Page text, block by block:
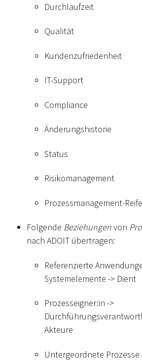
Durchlaufzeit
Qualität
Kundenzufriedenheit
IT-Support
Compliance
Änderungshistorie
Status
Risikomanagement
Prozessmanagement-
Folgende Beziehungenvon
nach ADOIT übertragen:
Referenzierte
Systemelemente -> Dient
Prozesseigner:in ->
Akteure
Untergeordnete Prozesse